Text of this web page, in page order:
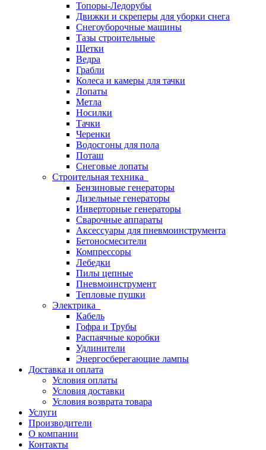
Топоры-Ледорубы
Движки и скреперы для уборки снега
Снегоуборочные машины
Тазы строительные
Щетки
Ведра
Грабли
Колеса и камеры для тачки
Лопаты
Метла
Носилки
Тачки
Черенки
Водосгоны для пола
Поташ
Снеговые лопаты
Строительная техника
Бензиновые генераторы
Дизельные генераторы
Инверторные генераторы
Сварочные аппараты
Аксессуары для пневмоинструмента
Бетоносмесители
Компрессоры
Лебедки
Пилы цепные
Пневмоинструмент
Тепловые пушки
Электрика
Кабель
Гофра и Трубы
Распаячные коробки
Удлинители
Энергосберегающие лампы
Доставка и оплата
Условия оплаты
Условия доставки
Условия возврата товара
Услуги
Производители
О компании
Контакты